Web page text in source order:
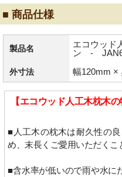
■ 商品仕様
製品名
エコウッド
ン -
外寸法 幅120mm ×
【エコウッド人工木枕木
■人工木の枕木は耐久性の
め、末長くご愛用いただくこ
■含水率が低いので雨や水に